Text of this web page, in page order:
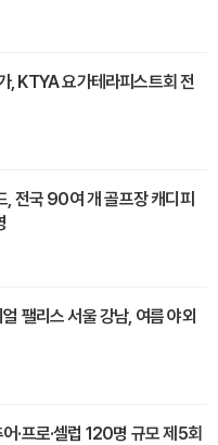
, KTYA 요가테라피스트회 전
, 전국 90여 개 골프장 캐디피
팰리스 서울 강남, 여름 야외
·프로·셀럽 120명 규모 제5회